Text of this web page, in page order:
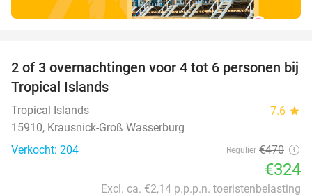
31%
2 of 3 overnachtingen voor 4 tot 6 personen bij
Tropical Islands
Tropical Islands 7.6 star
15910, Krausnick-Groß Wasserburg
Verkocht: 204
Regulier €470
€324
Excl. ca. €2,14 p.p.p.n. toeristenbelasting